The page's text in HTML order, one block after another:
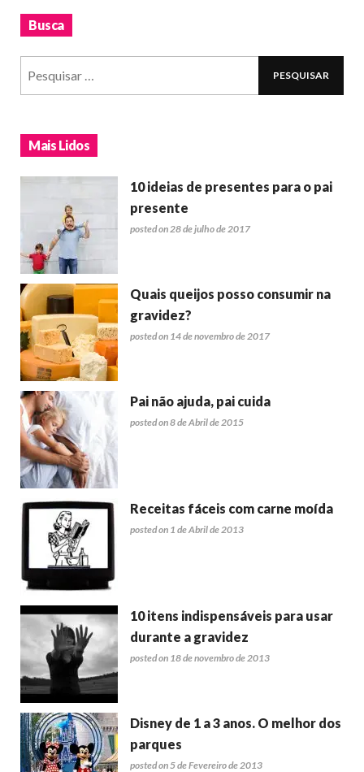
Busca
Mais Lidos
10 ideias de presentes para o pai
presente
posted on 28 de julho de 2017
Quais queijos posso consumir na
gravidez?
posted on 14 de novembro de 2017
Pai não ajuda, pai cuida
posted on 8 de Abril de 2015
Receitas fáceis com carne moída
posted on 1 de Abril de 2013
10 itens indispensáveis para usar
durante a gravidez
posted on 18 de novembro de 2013
Disney de 1 a 3 anos. O melhor dos
parques
posted on 5 de Fevereiro de 2013